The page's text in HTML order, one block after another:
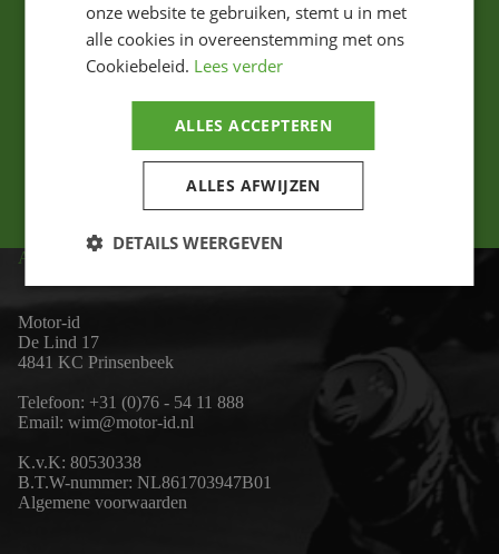
ADRES
Motor-id
De Lind 17
4841 KC Prinsenbeek
Telefoon: +31 (0)76 - 54 11 888
Email: wim@motor-id.nl
K.v.K: 80530338
B.T.W-nummer: NL861703947B01
Algemene voorwaarden
onze website te gebruiken, stemt u in met
alle cookies in overeenstemming met ons
Cookiebeleid. Lees verder
ALLES ACCEPTEREN
ALLES AFWIJZEN
DETAILS WEERGEVEN